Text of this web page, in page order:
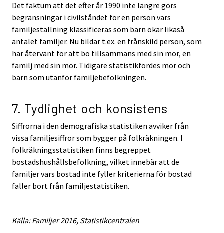
Det faktum att det efter år 1990 inte längre görs
begränsningar i civilståndet för en person vars
familjeställning klassificeras som barn ökar likaså
antalet familjer. Nu bildar t.ex. en frånskild person, som
har återvänt för att bo tillsammans med sin mor, en
familj med sin mor. Tidigare statistikfördes mor och
barn som utanför familjebefolkningen.
7. Tydlighet och konsistens
Siffrorna i den demografiska statistiken avviker från
vissa familjesiffror som bygger på folkräkningen. I
folkräkningsstatistiken finns begreppet
bostadshushållsbefolkning, vilket innebär att de
familjer vars bostad inte fyller kriterierna för bostad
faller bort från familjestatistiken.
Källa: Familjer 2016, Statistikcentralen